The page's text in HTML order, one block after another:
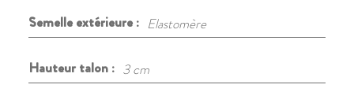
Semelle extérieure : Elastomère
Hauteur talon : 3 cm